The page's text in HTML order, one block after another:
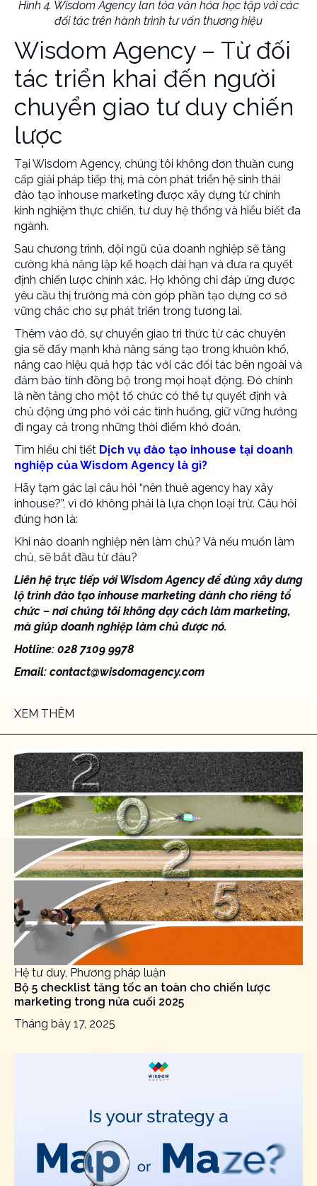
Hình 4. Wisdom Agency lan tỏa văn hóa học tập với các
đối tác trên hành trình tư vấn thương hiệu
Wisdom Agency – Từ đối
tác triển khai đến người
chuyển giao tư duy chiến
lược
Tại Wisdom Agency, chúng tôi không đơn thuần cung
cấp giải pháp tiếp thị, mà còn phát triển hệ sinh thái
đào tạo inhouse marketing được xây dựng từ chính
kinh nghiệm thực chiến, tư duy hệ thống và hiểu biết đa
ngành.
Sau chương trình, đội ngũ của doanh nghiệp sẽ tăng
cường khả năng lập kế hoạch dài hạn và đưa ra quyết
định chiến lược chính xác. Họ không chỉ đáp ứng được
yêu cầu thị trường mà còn góp phần tạo dựng cơ sở
vững chắc cho sự phát triển trong tương lai.
Thêm vào đó, sự chuyển giao tri thức từ các chuyên
gia sẽ đẩy mạnh khả năng sáng tạo trong khuôn khổ,
nâng cao hiệu quả hợp tác với các đối tác bên ngoài và
đảm bảo tính đồng bộ trong mọi hoạt động. Đó chính
là nền tảng cho một tổ chức có thể tự quyết định và
chủ động ứng phó với các tình huống, giữ vững hướng
đi ngay cả trong những thời điểm khó đoán.
Tìm hiểu chi tiết Dịch vụ đào tạo inhouse tại doanh
nghiệp của Wisdom Agency là gì?
Hãy tạm gác lại câu hỏi “nên thuê agency hay xây
inhouse?”, vì đó không phải là lựa chọn loại trừ. Câu hỏi
đúng hơn là:
Khi nào doanh nghiệp nên làm chủ? Và nếu muốn làm
chủ, sẽ bắt đầu từ đâu?
Liên hệ trực tiếp với Wisdom Agency để đùng xây dưng
lộ trình đào tạo inhouse marketing dành cho riêng tổ
chức – nơi chúng tôi không dạy cách làm marketing,
mà giúp doanh nghiệp làm chủ được nó.
Hotline: 028 7109 9978
Email: contact@wisdomagency.com
XEM THÊM
Hệ tư duy, Phương pháp luận
Bộ 5 checklist tăng tốc an toàn cho chiến lược
marketing trong nửa cuối 2025
Tháng bảy 17, 2025